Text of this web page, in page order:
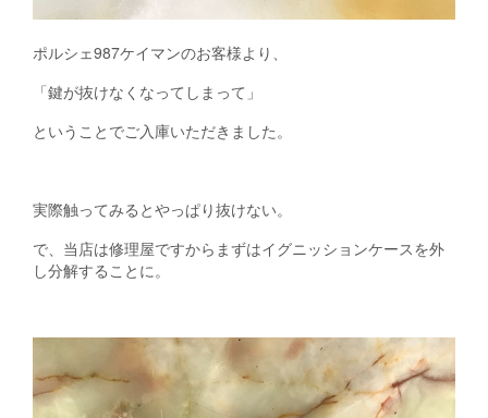
ポルシェ987ケイマンのお客様より、
「鍵が抜けなくなってしまって」
ということでご入庫いただきました。
実際触ってみるとやっぱり抜けない。
で、当店は修理屋ですからまずはイグニッションケースを外
し分解することに。